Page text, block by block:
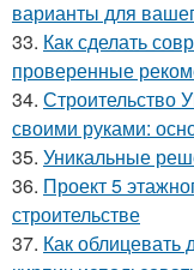
варианты для
33. Как сделать
проверенные
34. Строительство
своими руками:
35. Уникальные
36. Проект 5
строительстве
37. Как